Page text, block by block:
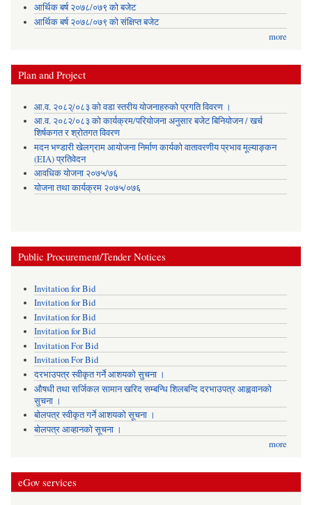
आर्थिक बर्ष २०७८/०७९ को बजेट
आर्थिक बर्ष २०७८/०७९ को संक्षिप्त बजेट
more
Plan and Project
आ.व. २०८२्/०८३ को वडा स्तरीय योजनाहरुको प्रगति विवरण ।
आ.व. २०८२/०८३ को कार्यक्रम/परियोजना अनुसार बजेट बिनियोजन / खर्च
शिर्षकगत र श्रोतगत विवरण
मदन भण्डारी खेलग्राम आयोजना निर्माण कार्यको वातावरणीय प्रभाव मूल्याङ्कन
(EIA) प्रतिवेदन
आवधिक योजना २०७५/७६
योजना तथा कार्यक्रम २०७५/०७६
Public Procurement/Tender Notices
Invitation for Bid
Invitation for Bid
Invitation for Bid
Invitation for Bid
Invitation For Bid
Invitation For Bid
दरभाउपत्र स्वीकृत गर्ने आशयको सुचना ।
औषधी तथा सर्जिकल सामान खरिद सम्बन्धि शिलबन्दि दरभाउपत्र आह्ववानको
सुचना ।
बोलपत्र स्वीकृत गर्ने आशयको सूचना ।
बोलपत्र आव्हानको सूचना ।
more
eGov services